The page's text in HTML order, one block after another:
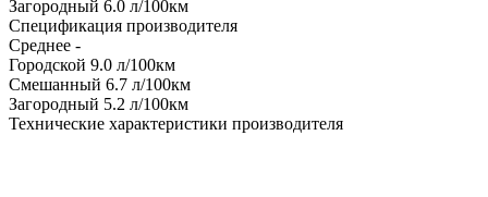
Загородный 6.0 л/100км
Спецификация производителя
Среднее -
Городской 9.0 л/100км
Смешанный 6.7 л/100км
Загородный 5.2 л/100км
Технические характеристики производителя